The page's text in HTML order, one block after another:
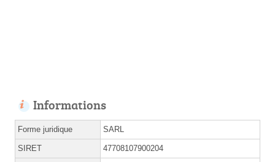
Informations
Forme juridique SARL
SIRET 47708107900204